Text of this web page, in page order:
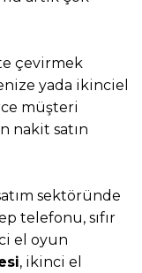
çevirmek
yada ikinciel
müşteri
nakit satın
sektöründe
telefonu, sıfır
el oyun
, ikinci el